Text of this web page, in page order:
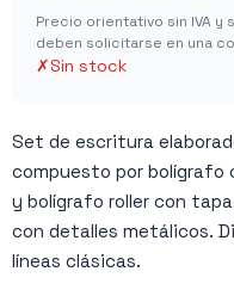
Precio orientativo sin IVA
deben solicitarse en una
✗Sin stock
Set de escritura
compuesto por
y bolígrafo roller con
con detalles metálicos.
líneas clásicas.